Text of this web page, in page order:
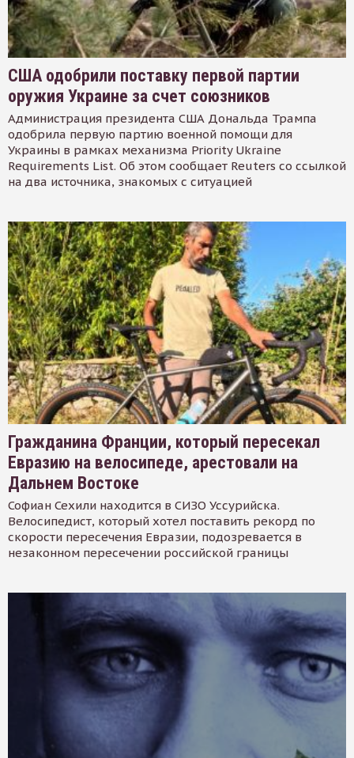
США одобрили поставку первой партии
оружия Украине за счет союзников
Администрация президента США Дональда Трампа
одобрила первую партию военной помощи для
Украины в рамках механизма Priority Ukraine
Requirements List. Об этом сообщает Reuters со ссылкой
на два источника, знакомых с ситуацией
Гражданина Франции, который пересекал
Евразию на велосипеде, арестовали на
Дальнем Востоке
Софиан Сехили находится в СИЗО Уссурийска.
Велосипедист, который хотел поставить рекорд по
скорости пересечения Евразии, подозревается в
незаконном пересечении российской границы